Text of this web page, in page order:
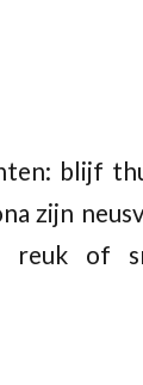
blijf
zijn
reuk of